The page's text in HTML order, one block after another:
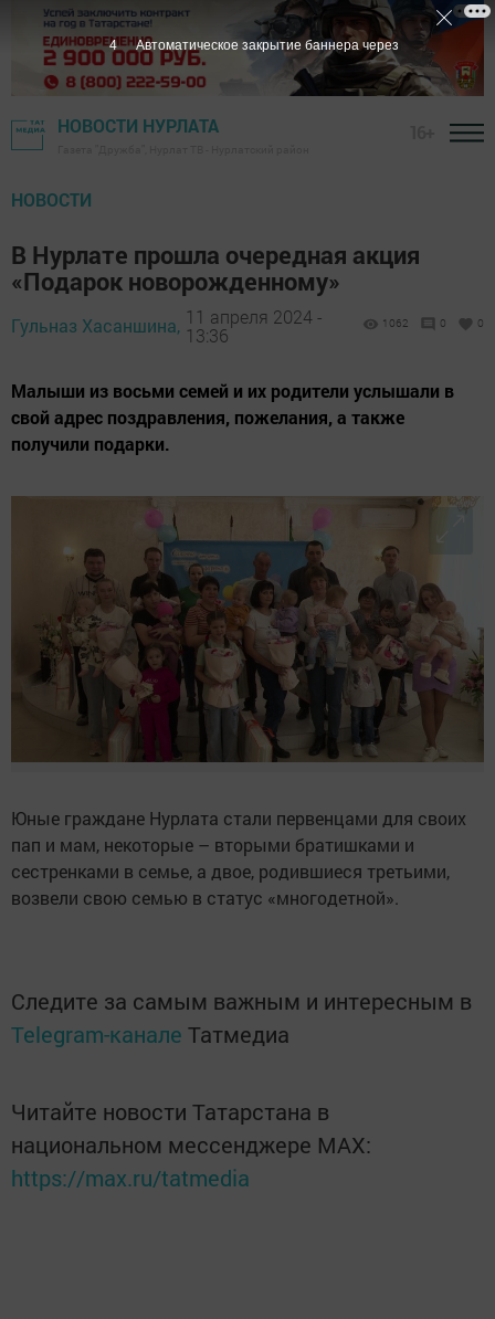
НОВОСТИ НУРЛАТА
НОВОСТИ
В Нурлате прошла очередная акция
«Подарок новорожденному»
Гульназ Хасаншина, 11 апреля 2024 -
13:36
1062 0 0
Малыши из восьми семей и их родители услышали в
свой адрес поздравления, пожелания, а также
получили подарки.
Юные граждане Нурлата стали первенцами для своих
пап и мам, некоторые – вторыми братишками и
сестренками в семье, а двое, родившиеся третьими,
возвели свою семью в статус «многодетной».
Следите за самым важным и интересным в
Telegram-канале Татмедиа
Читайте новости Татарстана в
национальном мессенджере MАХ:
https://max.ru/tatmedia
3 Автоматическое закрытие баннера через